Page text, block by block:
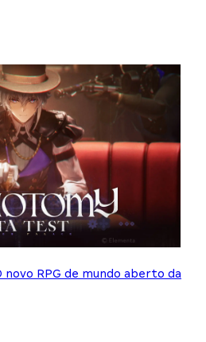
novo RPG de mundo aberto da